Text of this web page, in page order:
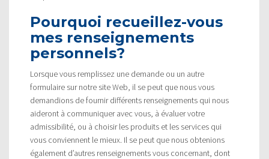
Pourquoi recueillez-vous
mes renseignements
personnels?
Lorsque vous remplissez une demande ou un autre
formulaire sur notre site Web, il se peut que nous vous
demandions de fournir différents renseignements qui nous
aideront à communiquer avec vous, à évaluer votre
admissibilité, ou à choisir les produits et les services qui
vous conviennent le mieux. Il se peut que nous obtenions
également d’autres renseignements vous concernant, dont